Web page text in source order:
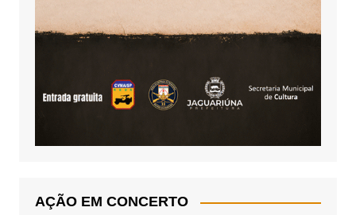
AÇÃO EM CONCERTO